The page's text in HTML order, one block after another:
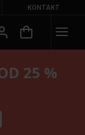
KONTAKT
25 %